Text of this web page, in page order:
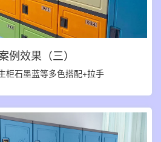
例效果（三）
柜石墨蓝等多色搭配+拉手